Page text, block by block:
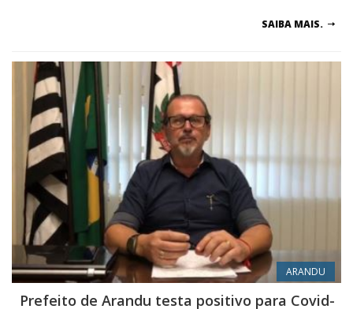
SAIBA MAIS.
ARANDU
Prefeito de Arandu testa positivo para Covid-